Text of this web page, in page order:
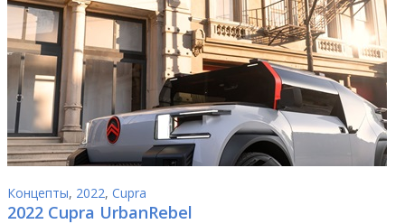
Концепты, 2022, Cupra
2022 Cupra UrbanRebel